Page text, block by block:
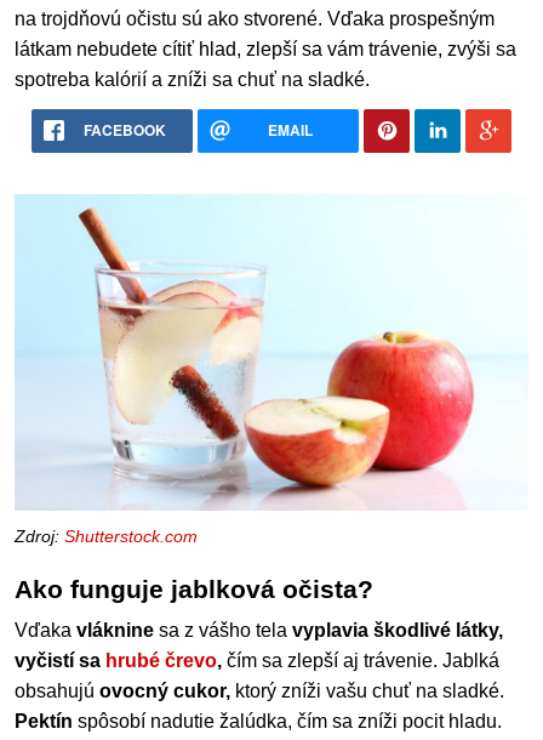
na trojdňovú očistu sú ako stvorené. Vďaka prospešným
látkam nebudete cítiť hlad, zlepší sa vám trávenie, zvýši sa
spotreba kalórií a zníži sa chuť na sladké.
FACEBOOK EMAIL
Zdroj: Shutterstock.com
Ako funguje jablková očista?
Vďaka vláknine sa z vášho tela vyplavia škodlivé látky,
vyčistí sa hrubé črevo, čím sa zlepší aj trávenie. Jablká
obsahujú ovocný cukor, ktorý zníži vašu chuť na sladké.
Pektín spôsobí nadutie žalúdka, čím sa zníži pocit hladu.